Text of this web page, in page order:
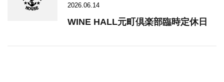
2026.06.14
WINE HALL元町倶楽部臨時定休日